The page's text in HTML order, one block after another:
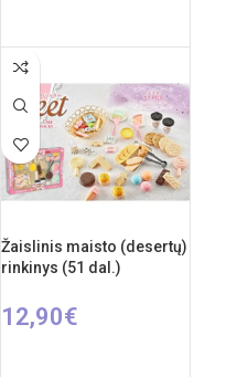
Produkto medžiaga: plastikas
Rekomenduojamas amžius:
nuo 3 metų
Žaislinis maisto (desertų)
rinkinys (51 dal.)
12,90€